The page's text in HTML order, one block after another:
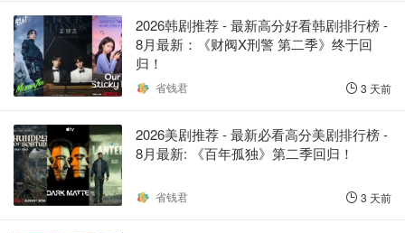
2026韩剧推荐 - 最新高分好看韩剧排行榜 -
8月最新：《财阀X刑警 第二季》终于回
归！
省钱君 3 天前
2026美剧推荐 - 最新必看高分美剧排行榜 -
8月最新: 《​​百年孤独》第二季回归！
省钱君 3 天前